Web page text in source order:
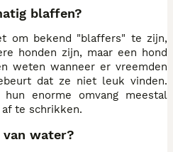
blaffen?
om bekend "blaffers" te zijn,
honden zijn, maar een hond
weten wanneer er vreemden
dat ze niet leuk vinden.
enorme omvang meestal
te schrikken.
van water?